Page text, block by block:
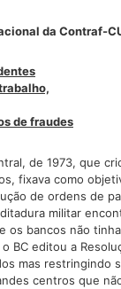
da Contraf-
de fraudes
de 1973, que
fixava como
de ordens de
militar
os bancos não
BC editou a
mas restringindo
centros que